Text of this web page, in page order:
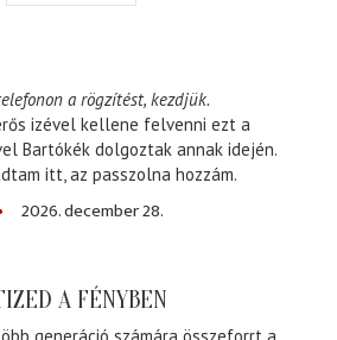
a rögzítést, kezdjük.
izével kellene felvenni ezt a
Bartókék dolgoztak annak idején.
itt, az passzolna hozzám.
2026. december 28.
A FÉNYBEN
generáció számára összeforrt a